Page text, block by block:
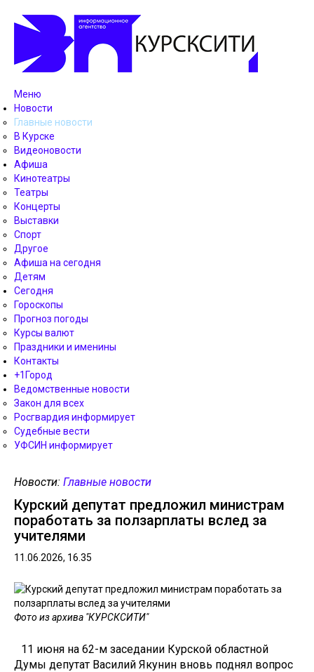
Меню
Новости
Главные новости
В Курске
Видеоновости
Афиша
Кинотеатры
Театры
Концерты
Выставки
Спорт
Другое
Афиша на сегодня
Детям
Сегодня
Гороскопы
Прогноз погоды
Курсы валют
Праздники и именины
Контакты
+1Город
Ведомственные новости
Закон для всех
Росгвардия информирует
Судебные вести
УФСИН информирует
Новости: Главные новости
Курский депутат предложил министрам
поработать за ползарплаты вслед за
учителями
11.06.2026, 16.35
Фото из архива "КУРСКСИТИ"
11 июня на 62-м заседании Курской областной
Думы депутат Василий Якунин вновь поднял вопрос